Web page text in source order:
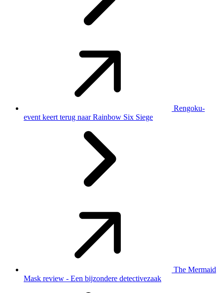
Rengoku-
event keert terug naar Rainbow Six Siege
The Mermaid
Mask review - Een bijzondere detectivezaak